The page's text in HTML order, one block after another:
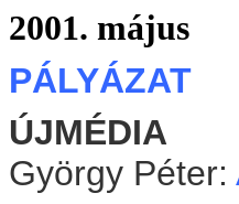
2001. május
PÁLYÁZAT
ÚJMÉDIA
György Péter: